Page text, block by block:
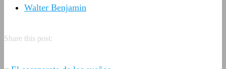
Walter Benjamin
Share this post: